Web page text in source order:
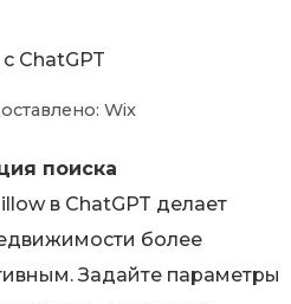
Wix
поиска
в ChatGPT делает
более
Задайте параметры